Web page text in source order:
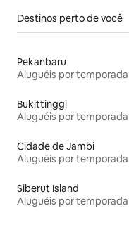
Destinos perto de você
Pekanbaru
Aluguéis por temporada
Bukittinggi
Aluguéis por temporada
Cidade de Jambi
Aluguéis por temporada
Siberut Island
Aluguéis por temporada